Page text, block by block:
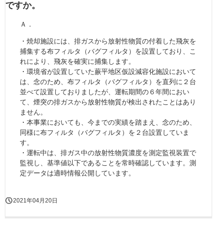
ですか。
Ａ．
・焼却施設には、排ガスから放射性物質の付着した飛灰を
捕集する布フィルタ（バグフィルタ）を設置しており、こ
れにより、飛灰を確実に捕集します。
・環境省が設置していた蕨平地区仮設減容化施設において
は、念のため、布フィルタ（バグフィルタ）を直列に２台
並べて設置しておりましたが、運転期間の６年間におい
て、煙突の排ガスから放射性物質が検出されたことはあり
ません。
・本事業においても、今までの実績を踏まえ、念のため、
同様に布フィルタ（バグフィルタ）を２台設置していま
す。
・運転中は、排ガス中の放射性物質濃度を測定監視装置で
監視し、基準値以下であることを常時確認しています。測
定データは適時情報公開しています。
2021年04月20日